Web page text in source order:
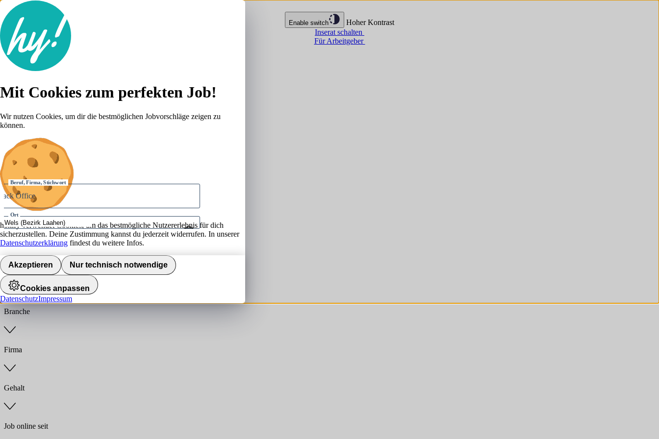
Enable switch
Hoher Kontrast
Inserat schalten
Für Arbeitgeber
Lebenslauf
Karriere-Tipps
Anmelden
Beruf, Firma, Stichwort
Ort
Umkreis
Jobs finden
Anstellungsart
Branche
Firma
Gehalt
Job online seit
Mit Cookies zum perfekten Job!
Wir nutzen Cookies, um dir die bestmöglichen Jobvorschläge zeigen zu
können.
hokify verwendet Cookies, um das bestmögliche Nutzererlebnis für dich
sicherzustellen. Deine Zustimmung kannst du jederzeit widerrufen. In unserer
Datenschutzerklärung findest du weitere Infos.
Akzeptieren Nur technisch notwendige
Cookies anpassen
DatenschutzImpressum